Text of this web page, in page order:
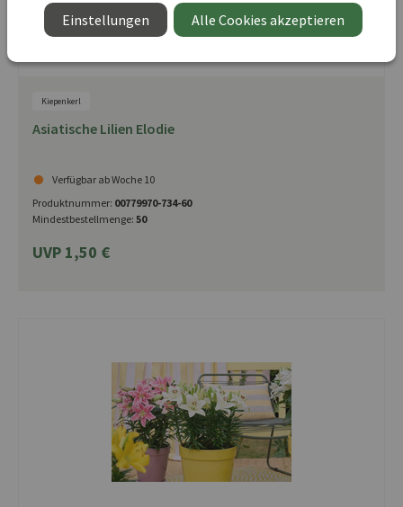
Kiepenkerl
Asiatische Lilien Elodie
Verfügbar ab Woche 10
Produktnummer: 00779970-734-60
Mindestbestellmenge: 50
UVP 1,50 €
Einstellungen Alle Cookies akzeptieren